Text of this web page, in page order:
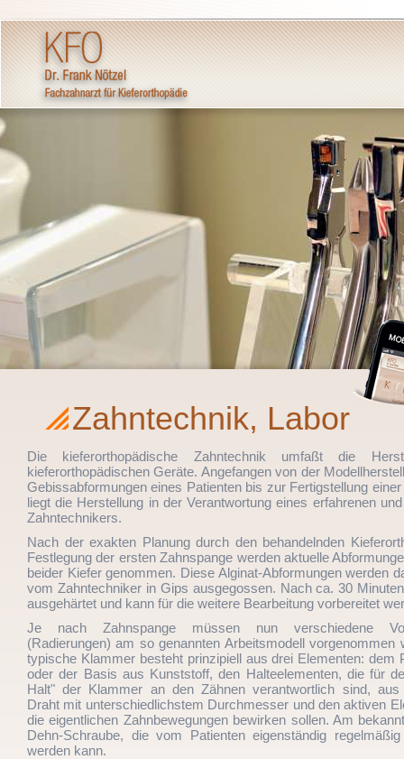
Zahntechnik, Labor
Die kieferorthopädische Zahntechnik umfaßt die
kieferorthopädischen Geräte. Angefangen von der
Gebissabformungen eines Patienten bis zur Fertigstellung
liegt die Herstellung in der Verantwortung eines erfahrenen
Zahntechnikers.
Nach der exakten Planung durch den behandelnden
Festlegung der ersten Zahnspange werden aktuelle
beider Kiefer genommen. Diese Alginat-Abformungen werden
vom Zahntechniker in Gips ausgegossen. Nach ca. 30
ausgehärtet und kann für die weitere Bearbeitung vorbereitet
Je nach Zahnspange müssen nun verschiedene
(Radierungen) am so genannten Arbeitsmodell vorgenommen
typische Klammer besteht prinzipiell aus drei Elementen: dem
oder der Basis aus Kunststoff, den Halteelementen, die für
Halt" der Klammer an den Zähnen verantwortlich sind, aus
Draht mit unterschiedlichstem Durchmesser und den aktiven
die eigentlichen Zahnbewegungen bewirken sollen. Am
Dehn-Schraube, die vom Patienten eigenständig regelmäßig
werden kann.